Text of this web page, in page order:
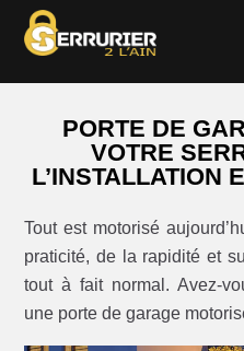
PORTE DE
VOTRE
L’INSTALLATION
Tout est motorisé
praticité, de la rapidité et
tout à fait normal. Avez-
une porte de garage